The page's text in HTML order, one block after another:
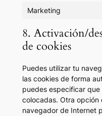
Marketing
8. Activación/
de cookies
Puedes utilizar tu
las cookies de forma
puedes especificar
colocadas. Otra opción
navegador de Internet